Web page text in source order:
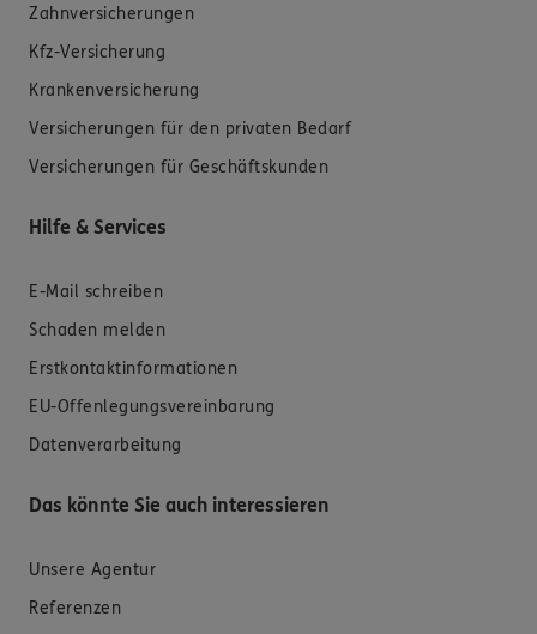
Zahnversicherungen
Kfz-Versicherung
Krankenversicherung
Versicherungen für den privaten Bedarf
Versicherungen für Geschäftskunden
Hilfe & Services
E-Mail schreiben
Schaden melden
Erstkontaktinformationen
EU-Offenlegungsvereinbarung
Datenverarbeitung
Das könnte Sie auch interessieren
Unsere Agentur
Referenzen